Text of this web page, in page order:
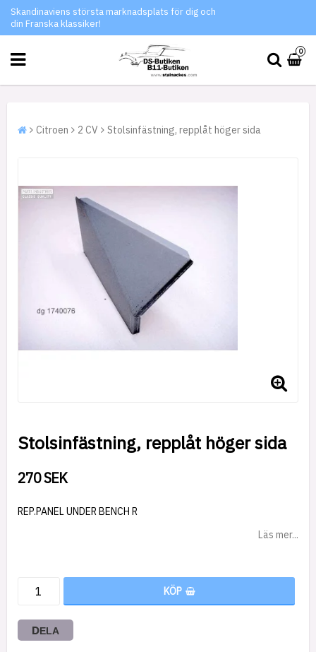
Skandinaviens största marknadsplats för dig och
din Franska klassiker!
0
Citroen 2 CV Stolsinfästning, repplåt höger sida
Stolsinfästning, repplåt höger sida
270 SEK
REP.PANEL UNDER BENCH R
Läs mer...
KÖP
DELA